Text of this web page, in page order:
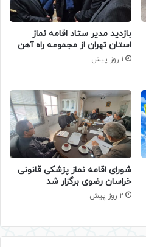
بازدید مدیر ستاد اقامه نماز
استان تهران از مجموعه راه آهن
1 روز پیش
شورای اقامه نماز پزشکی قانونی
خراسان رضوی برگزار شد
2 روز پیش